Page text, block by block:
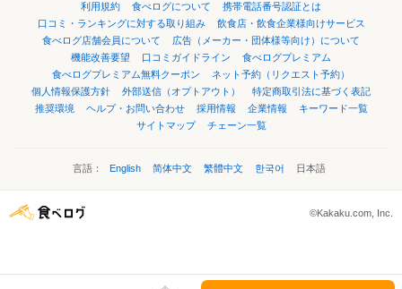
利用規約 食べログについて
携帯電話番号認証とは
口コミ・ランキングに対する取り組み
飲食店・飲食企業様向けサービス
食べログ店舗会員について
広告（メーカー・団体様等向け）について
機能改善要望
口コミガイドライン
食べログプレミアム
食べログプレミアム無料クーポン
ネット予約（リクエスト予約）
個人情報保護方針
外部送信（オプトアウト）
特定商取引法に基づく表記
推奨環境
ヘルプ・お問い合わせ 採用情報 企業情報
キーワード一覧
サイトマップ
チェーン一覧
言語： English 简体中文 繁體中文 한국어 日本語
©Kakaku.com, Inc.